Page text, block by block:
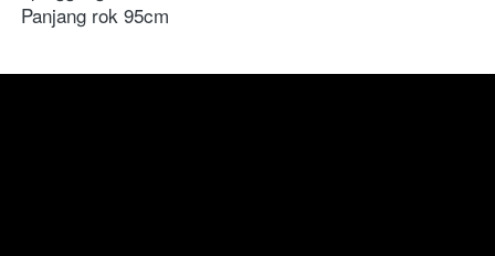
Panjang rok 95cm